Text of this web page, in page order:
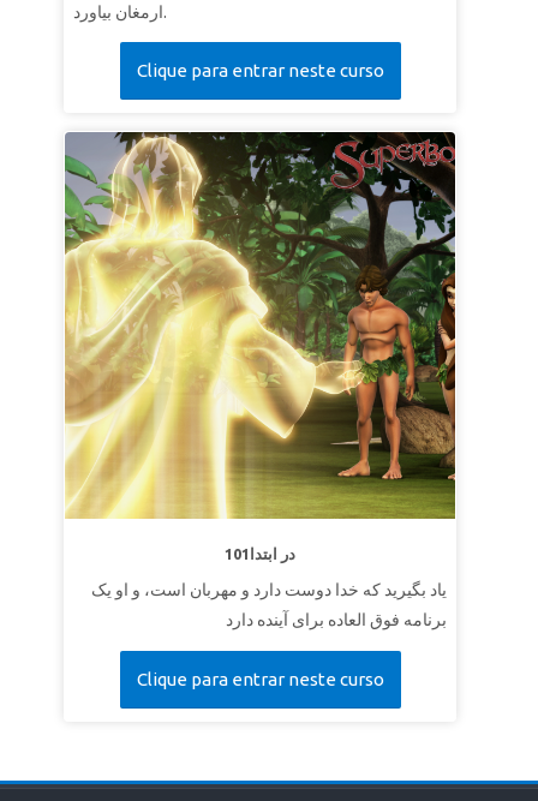
ارمغان بیاورد.
Clique para entrar neste curso
101در ابتدا
یاد بگیرید که خدا دوست دارد و مهربان است، و او یک
برنامه فوق العاده برای آینده دارد
Clique para entrar neste curso